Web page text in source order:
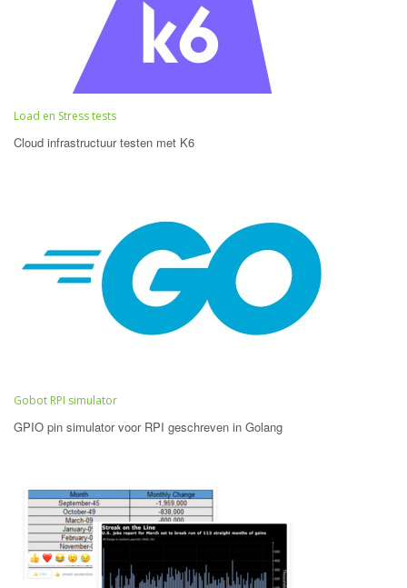
Load en Stress tests
Cloud infrastructuur testen met K6
Gobot RPI simulator
GPIO pin simulator voor RPI geschreven in Golang